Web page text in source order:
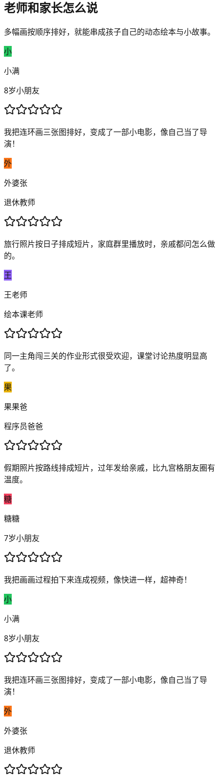
老师和家长怎么说
多幅画按顺序排好，就能串成孩子自己的动态绘本与小故事。
小
小满
8岁小朋友
我把连环画三张图排好，变成了一部小电影，像自己当了导
演！
外
外婆张
退休教师
旅行照片按日子排成短片，家庭群里播放时，亲戚都问怎么做
的。
王
王老师
绘本课老师
同一主角闯三关的作业形式很受欢迎，课堂讨论热度明显高
了。
果
果果爸
程序员爸爸
假期照片按路线排成短片，过年发给亲戚，比九宫格朋友圈有
温度。
糖
糖糖
7岁小朋友
我把画画过程拍下来连成视频，像快进一样，超神奇！
小
小满
8岁小朋友
我把连环画三张图排好，变成了一部小电影，像自己当了导
演！
外
外婆张
退休教师